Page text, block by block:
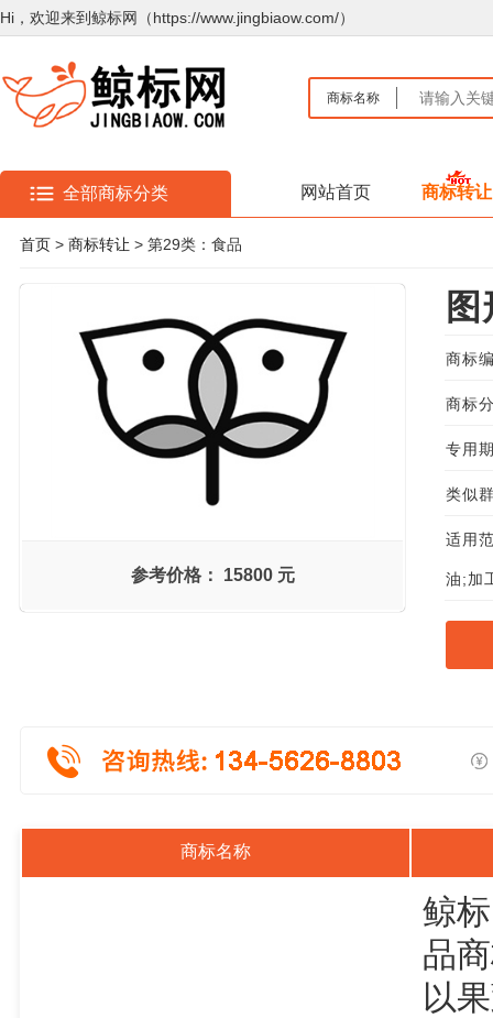
Hi，欢迎来到鲸标网（https://www.jingbiaow.com/）
商标名称
全部商标分类 网站首页 商标转让
首页 > 商标转让 > 第29类：食品
参考价格： 15800 元
图
商标
商标
专用
类似
适用
油;加
商标名称
鲸
品
以